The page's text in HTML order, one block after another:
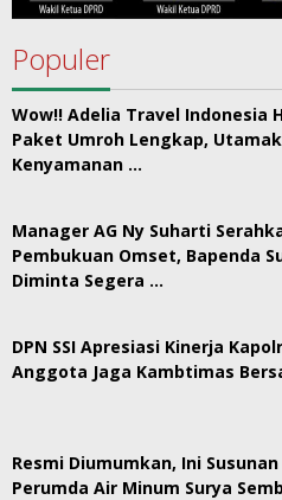
Populer
Wow!! Adelia Travel Indonesia
Paket Umroh Lengkap,
Kenyamanan …
Manager AG Ny Suharti
Pembukuan Omset, Bapenda
Diminta Segera …
DPN SSI Apresiasi Kinerja
Anggota Jaga Kambtimas
Resmi Diumumkan, Ini
Perumda Air Minum Surya